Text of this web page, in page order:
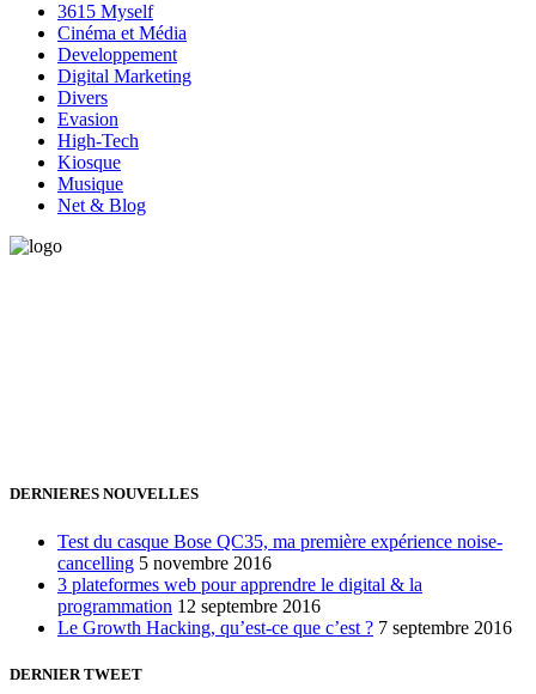
3615 Myself
Cinéma et Média
Developpement
Digital Marketing
Divers
Evasion
High-Tech
Kiosque
Musique
Net & Blog
DERNIERES NOUVELLES
Test du casque Bose QC35, ma première expérience noise-
cancelling 5 novembre 2016
3 plateformes web pour apprendre le digital & la
programmation 12 septembre 2016
Le Growth Hacking, qu’est-ce que c’est ? 7 septembre 2016
DERNIER TWEET